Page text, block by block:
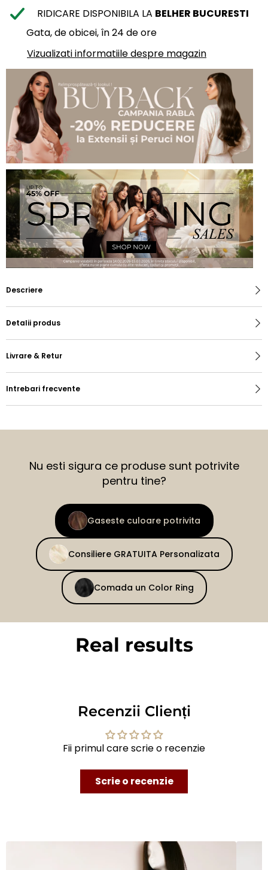
RIDICARE DISPONIBILA LA BELHER BUCURESTI
Gata, de obicei, în 24 de ore
Vizualizati informatiile despre magazin
Descriere
Detalii produs
Livrare & Retur
Intrebari frecvente
Nu esti sigura ce produse sunt potrivite
pentru tine?
Gaseste culoare potrivita
Consiliere GRATUITA Personalizata
Comada un Color Ring
Real results
Recenzii Clienți
Fii primul care scrie o recenzie
Scrie o recenzie